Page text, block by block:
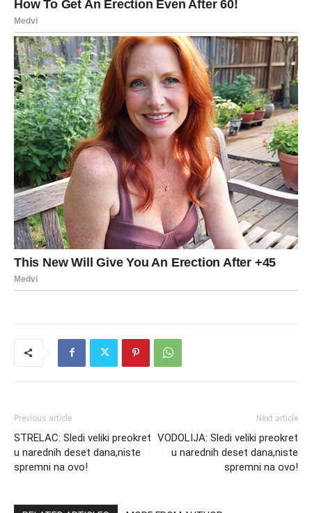
Previous article
STRELAC: Sledi veliki preokret
u narednih deset dana,niste
spremni na ovo!
Next article
VODOLIJA: Sledi veliki preokret
u narednih deset dana,niste
spremni na ovo!